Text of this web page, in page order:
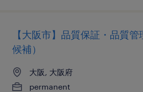
【大阪市】品質保証・品質
候補）
大阪, 大阪府
permanent